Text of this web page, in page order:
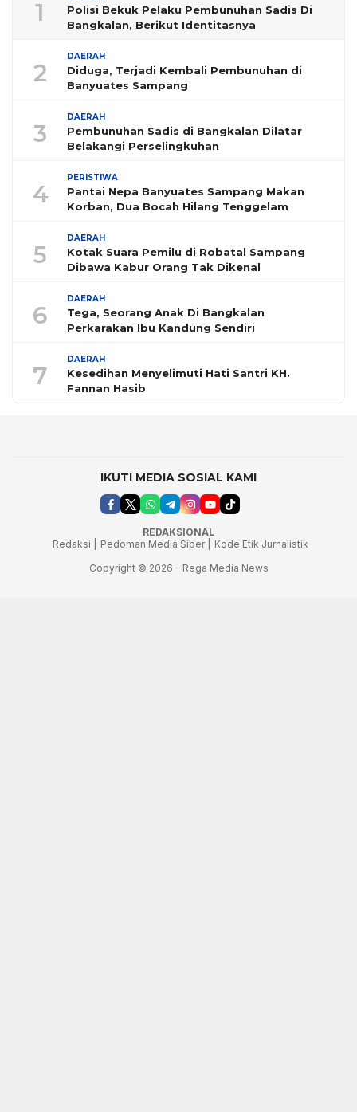
1
Polisi Bekuk Pelaku Pembunuhan Sadis Di
Bangkalan, Berikut Identitasnya
2
DAERAH
Diduga, Terjadi Kembali Pembunuhan di
Banyuates Sampang
3
DAERAH
Pembunuhan Sadis di Bangkalan Dilatar
Belakangi Perselingkuhan
4
PERISTIWA
Pantai Nepa Banyuates Sampang Makan
Korban, Dua Bocah Hilang Tenggelam
5
DAERAH
Kotak Suara Pemilu di Robatal Sampang
Dibawa Kabur Orang Tak Dikenal
6
DAERAH
Tega, Seorang Anak Di Bangkalan
Perkarakan Ibu Kandung Sendiri
7
DAERAH
Kesedihan Menyelimuti Hati Santri KH.
Fannan Hasib
IKUTI MEDIA SOSIAL KAMI
REDAKSIONAL
Redaksi |
Pedoman Media Siber |
Kode Etik Jurnalistik
Copyright © 2026 – Rega Media News